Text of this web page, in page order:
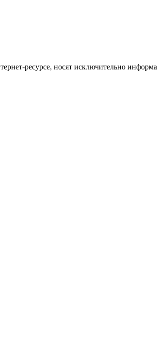
ресурсе, носят исключительно